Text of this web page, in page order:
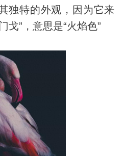
独特的外观，因为它来
戈”，意思是“火焰色”